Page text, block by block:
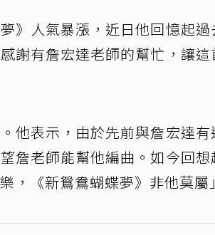
》人氣暴漲，近日他回憶起
謝有詹宏達老師的幫忙，讓
他表示，由於先前與詹宏達有
詹老師能幫他編曲。如今回想
，《新鴛鴦蝴蝶夢》非他莫屬